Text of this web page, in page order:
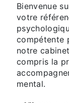
Bienvenue
votre
compétente
notre
compris la
mental.